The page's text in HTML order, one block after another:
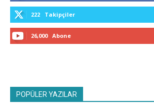
222 Takipçiler
26,000 Abone
POPÜLER YAZILAR